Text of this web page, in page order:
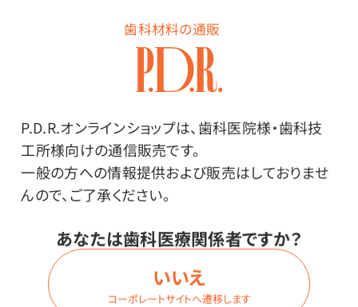
歯科材料の通販
P.D.R.オンラインショップは、歯科医院様・歯科技
工所様向けの通信販売です。
一般の方への情報提供および販売はしておりませ
んので、ご了承ください。
あなたは歯科医療関係者ですか？
いいえ
コーポレートサイトへ遷移します
矯正歯科
訪問歯科
10. プレゼントのお届け先